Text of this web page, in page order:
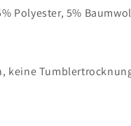
Polyester, 5%
keine